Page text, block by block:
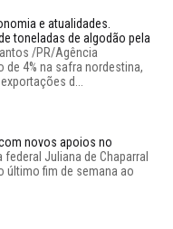
e atualidades.
toneladas de algodão pela
/PR/Agência
de 4% na safra nordestina,
d...
novos apoios no
Juliana de Chaparral
último fim de semana ao